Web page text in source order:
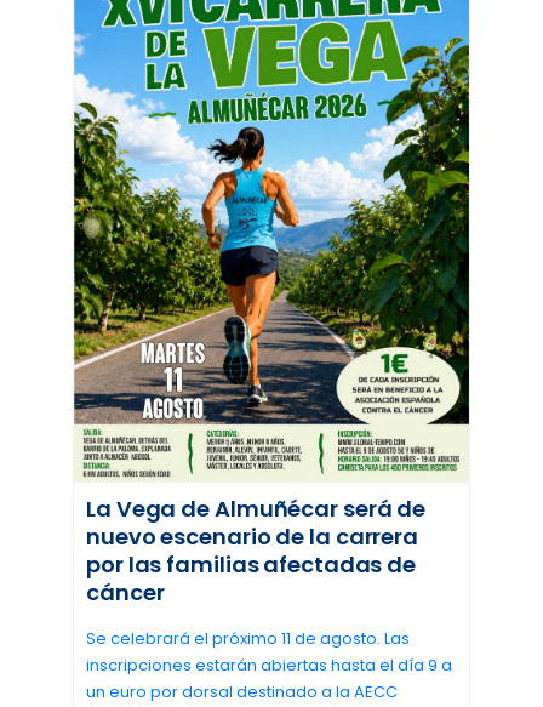
La Vega de Almuñécar será de
nuevo escenario de la carrera
por las familias afectadas de
cáncer
Se celebrará el próximo 11 de agosto. Las
inscripciones estarán abiertas hasta el día 9 a
un euro por dorsal destinado a la AECC